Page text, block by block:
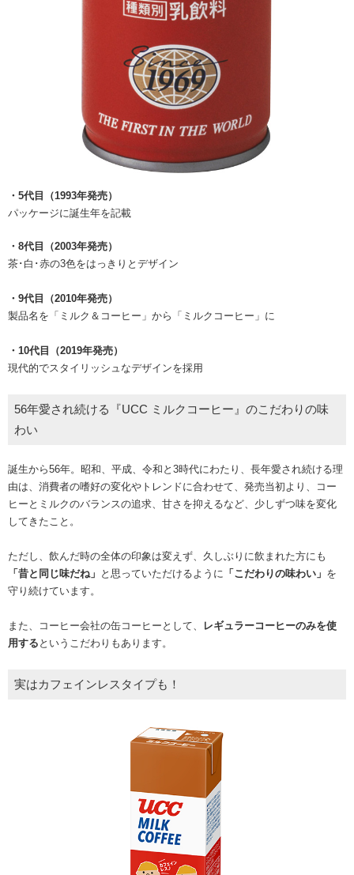
・5代目（1993年発売）
パッケージに誕生年を記載
・8代目（2003年発売）
茶･白･赤の3色をはっきりとデザイン
・9代目（2010年発売）
製品名を「ミルク＆コーヒー」から「ミルクコーヒー」に
・10代目（2019年発売）
現代的でスタイリッシュなデザインを採用
56年愛され続ける『UCC ミルクコーヒー』のこだわりの味
わい
誕生から56年。昭和、平成、令和と3時代にわたり、長年愛され続ける理
由は、消費者の嗜好の変化やトレンドに合わせて、発売当初より、コー
ヒーとミルクのバランスの追求、甘さを抑えるなど、少しずつ味を変化
してきたこと。
ただし、飲んだ時の全体の印象は変えず、久しぶりに飲まれた方にも
「昔と同じ味だね」 と思っていただけるように 「こだわりの味わい」 を
守り続けています。
また、コーヒー会社の缶コーヒーとして、
レギュラーコーヒーのみを使
用する というこだわりもあります。
実はカフェインレスタイプも！